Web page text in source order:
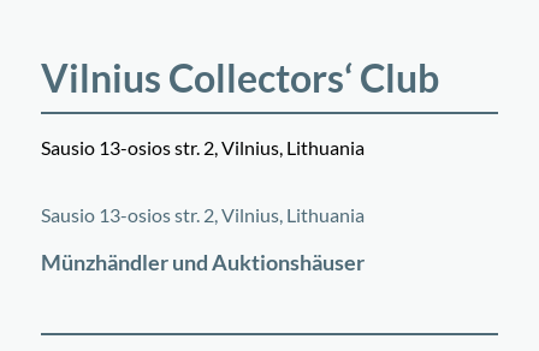
Vilnius Collectors‘ Club
Sausio 13-osios str. 2, Vilnius, Lithuania
+
Sausio 13-osios str. 2, Vilnius, Lithuania
Münzhändler und Auktionshäuser